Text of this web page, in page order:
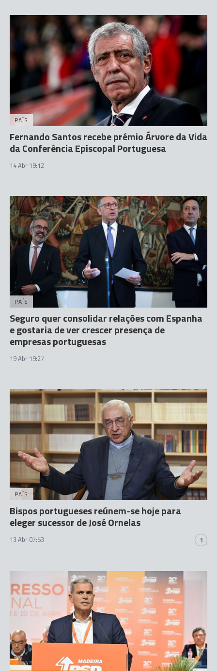
PAÍS
Fernando Santos recebe prémio Árvore da Vida
da Conferência Episcopal Portuguesa
14 Abr 19:12
PAÍS
Seguro quer consolidar relações com Espanha
e gostaria de ver crescer presença de
empresas portuguesas
19 Abr 19:27
PAÍS
Bispos portugueses reúnem-se hoje para
eleger sucessor de José Ornelas
13 Abr 07:53 1